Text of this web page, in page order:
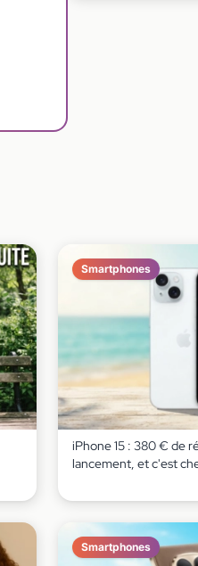
Smartphones
iPhone 15 : 380 € de
lancement, et c'est
Smartphones